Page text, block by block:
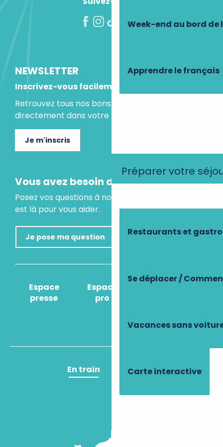
Week-end au bord de
Apprendre le français
Préparer votre
Restaurants et
Se déplacer /
Vacances sans
Carte interactive
NEWSLETTER
Inscrivez-vous facilement
Retrouvez tous nos bons plans et idées séjours
directement dans votre boite mail.
Je m'inscris
Vous avez besoin d'un conseil ?
Posez vos questions à notre assistant virtuel, il
est là pour vous aider.
Je pose ma question
Espace
presse
Espace
pro
Comment venir
En train En avion